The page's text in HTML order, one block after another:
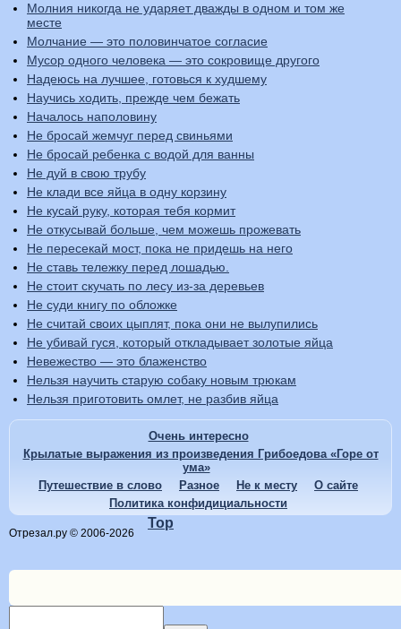
Молния никогда не ударяет дважды в одном и том же
месте
Молчание — это половинчатое согласие
Мусор одного человека — это сокровище другого
Надеюсь на лучшее, готовься к худшему
Научись ходить, прежде чем бежать
Началось наполовину
Не бросай жемчуг перед свиньями
Не бросай ребенка с водой для ванны
Не дуй в свою трубу
Не клади все яйца в одну корзину
Не кусай руку, которая тебя кормит
Не откусывай больше, чем можешь прожевать
Не пересекай мост, пока не придешь на него
Не ставь тележку перед лошадью.
Не стоит скучать по лесу из-за деревьев
Не суди книгу по обложке
Не считай своих цыплят, пока они не вылупились
Не убивай гуся, который откладывает золотые яйца
Невежество — это блаженство
Нельзя научить старую собаку новым трюкам
Нельзя приготовить омлет, не разбив яйца
Очень интересно
Крылатые выражения из произведения Грибоедова «Горе от
ума»
Путешествие в слово
Разное Не к месту
О сайте
Политика конфидициальности
Отрезал.ру © 2006-2026
Top